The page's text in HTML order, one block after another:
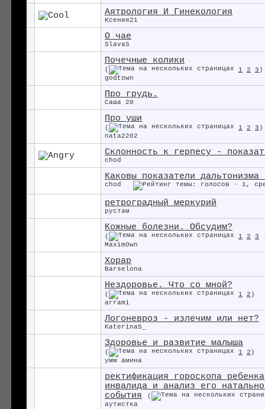
Аятрология И Гинекология
Ксения21
О чае
SlavaS
Почечные колики
( 1 2 3 )
godtown
Про грудь.
Саша 20
Про уши
( 1 2 3 )
nata2202
Склонность к герпесу -
chod
Каковы показатели
chod
ретроградный меркурий
рустам
Кожные болезни. Обсудим?
( 1 2 3
MaximOwn
Хорар
Barselona
Нездоровье. Что со мной?
( 1 2 )
arrami
Логоневроз - излечим или нет?
KaterinaS_
Здоровье и развитие малыша
( 1 2 )
умм амина
ректификация гороскопа ребенка
инвалида и анализ его
события
(
аутистка